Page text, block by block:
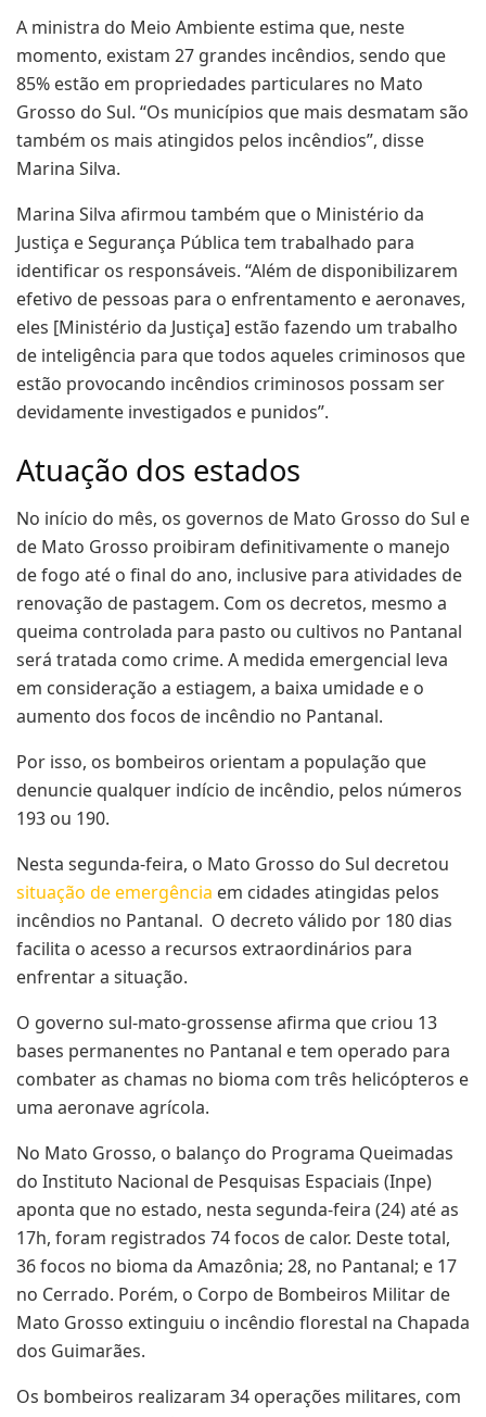
A ministra do Meio Ambiente estima que, neste
momento, existam 27 grandes incêndios, sendo que
85% estão em propriedades particulares no Mato
Grosso do Sul. “Os municípios que mais desmatam são
também os mais atingidos pelos incêndios”, disse
Marina Silva.
Marina Silva afirmou também que o Ministério da
Justiça e Segurança Pública tem trabalhado para
identificar os responsáveis. “Além de disponibilizarem
efetivo de pessoas para o enfrentamento e aeronaves,
eles [Ministério da Justiça] estão fazendo um trabalho
de inteligência para que todos aqueles criminosos que
estão provocando incêndios criminosos possam ser
devidamente investigados e punidos”.
Atuação dos estados
No início do mês, os governos de Mato Grosso do Sul e
de Mato Grosso proibiram definitivamente o manejo
de fogo até o final do ano, inclusive para atividades de
renovação de pastagem. Com os decretos, mesmo a
queima controlada para pasto ou cultivos no Pantanal
será tratada como crime. A medida emergencial leva
em consideração a estiagem, a baixa umidade e o
aumento dos focos de incêndio no Pantanal.
Por isso, os bombeiros orientam a população que
denuncie qualquer indício de incêndio, pelos números
193 ou 190.
Nesta segunda-feira, o Mato Grosso do Sul decretou
situação de emergência em cidades atingidas pelos
incêndios no Pantanal. O decreto válido por 180 dias
facilita o acesso a recursos extraordinários para
enfrentar a situação.
O governo sul-mato-grossense afirma que criou 13
bases permanentes no Pantanal e tem operado para
combater as chamas no bioma com três helicópteros e
uma aeronave agrícola.
No Mato Grosso, o balanço do Programa Queimadas
do Instituto Nacional de Pesquisas Espaciais (Inpe)
aponta que no estado, nesta segunda-feira (24) até as
17h, foram registrados 74 focos de calor. Deste total,
36 focos no bioma da Amazônia; 28, no Pantanal; e 17
no Cerrado. Porém, o Corpo de Bombeiros Militar de
Mato Grosso extinguiu o incêndio florestal na Chapada
dos Guimarães.
Os bombeiros realizaram 34 operações militares, com